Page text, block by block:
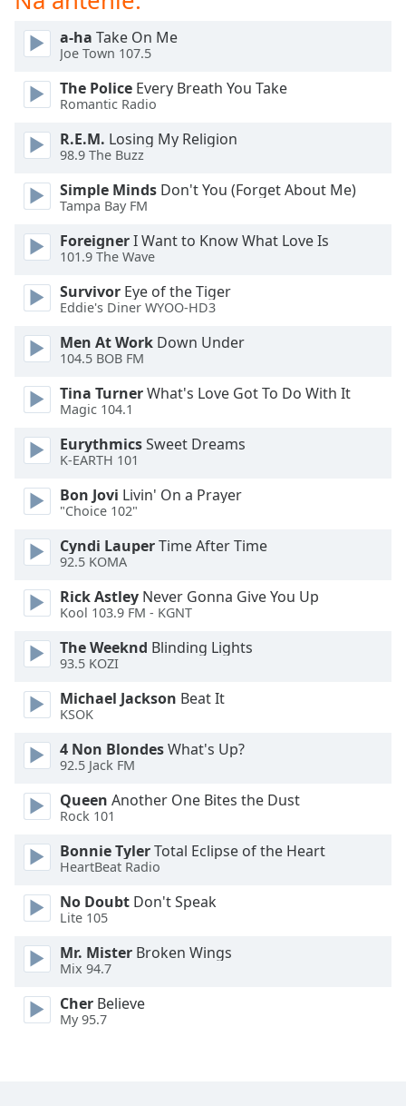
Audio
Picture-
Picture
Fullscreen
modal
window.
Beginning
dialog
window.
cancel
and
close
window.
Text
Color
Opacity
Text
Color
Opacity
Caption
Area
Background
Color
Opacity
Font
Size
a-ha Take On Me
Joe Town 107.5
The Police Every Breath You Take
Romantic Radio
R.E.M. Losing My Religion
98.9 The Buzz
Simple Minds Don't You (Forget About Me)
Tampa Bay FM
ForeignerI Want to Know What Love Is
101.9 The Wave
Survivor Eye of the Tiger
Eddie's Diner WYOO-HD3
Men At Work Down Under
104.5 BOB FM
Tina TurnerWhat's Love Got To Do With It
Magic 104.1
EurythmicsSweet Dreams
K-EARTH 101
Bon Jovi Livin' On a Prayer
"Choice 102"
Cyndi LauperTime After Time
92.5 KOMA
Rick Astley Never Gonna Give You Up
Kool 103.9 FM - KGNT
The Weeknd Blinding Lights
93.5 KOZI
Michael Jackson Beat It
KSOK
4 Non BlondesWhat's Up?
92.5 Jack FM
Queen Another One Bites the Dust
Rock 101
Bonnie TylerTotal Eclipse of the Heart
HeartBeat Radio
No Doubt Don't Speak
Lite 105
Mr. Mister Broken Wings
Mix 94.7
Cher Believe
My 95.7